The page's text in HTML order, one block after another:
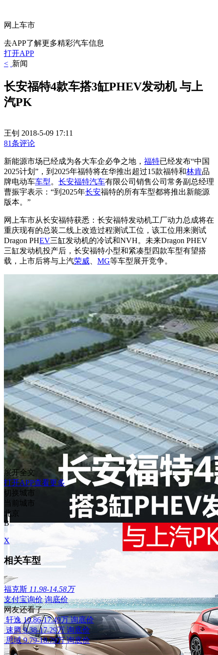
网上车市
去APP了解更多精彩汽车信息
打开APP
< 新闻
长安福特4款车搭3缸PHEV发动机 与上
汽PK
王钊 2018-5-09 17:11
81条评论
新能源市场已经成为各大车企必争之地， 福特已经发布“中国
2025计划”，到2025年福特将在华推出超过15款福特和林肯品
牌电动车车型。 长安福特汽车有限公司销售公司常务副总经理
曹振宇表示：“到2025年长安福特的所有车型都将推出新能源
版本。”
网上车市从长安福特获悉：长安福特发动机工厂动力总成将在
重庆现有的总装二线上改造过程测试工位，该工位用来测试
Dragon PHEV三缸发动机的冷试和NVH。未来Dragon PHEV
三缸发动机投产后 ，长安福特小型和紧凑型四款车型有望搭
载，上市后将与上汽荣威 MG等车型展开竞争。
展开全文
打开APP查看更多
切换城市
当前城市
北京
B
X
相关车型
福克斯 11.98-14.58万
支付宝询价 询底价
网友还看了
轩逸 10.86-17.49万 询底价
速腾 9.38-17.29万 询底价
思域 9.79-18.79万 询底价